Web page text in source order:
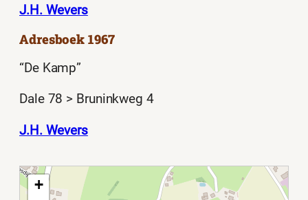
J.H. Wevers
Adresboek 1967
“De Kamp”
Dale 78 > Bruninkweg 4
J.H. Wevers
+